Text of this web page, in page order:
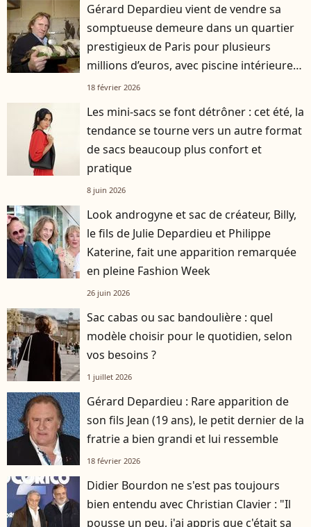
Gérard Depardieu vient de vendre sa
somptueuse demeure dans un quartier
prestigieux de Paris pour plusieurs
millions d’euros, avec piscine intérieure
et cuisine professionnelle
18 février 2026
Les mini-sacs se font détrôner : cet été, la
tendance se tourne vers un autre format
de sacs beaucoup plus confort et
pratique
8 juin 2026
Look androgyne et sac de créateur, Billy,
le fils de Julie Depardieu et Philippe
Katerine, fait une apparition remarquée
en pleine Fashion Week
26 juin 2026
Sac cabas ou sac bandoulière : quel
modèle choisir pour le quotidien, selon
vos besoins ?
1 juillet 2026
Gérard Depardieu : Rare apparition de
son fils Jean (19 ans), le petit dernier de la
fratrie a bien grandi et lui ressemble
18 février 2026
Didier Bourdon ne s'est pas toujours
bien entendu avec Christian Clavier : "Il
pousse un peu, j'ai appris que c'était sa